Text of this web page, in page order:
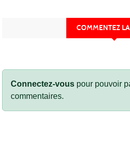
COMMENTEZ
Connectez-vous pour pouvoir
commentaires.